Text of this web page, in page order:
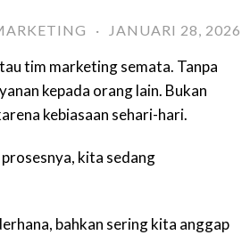
· JANUARI 28, 2026
tim marketing semata. Tanpa
kepada orang lain. Bukan
kebiasaan sehari-hari.
kita sedang
bahkan sering kita anggap